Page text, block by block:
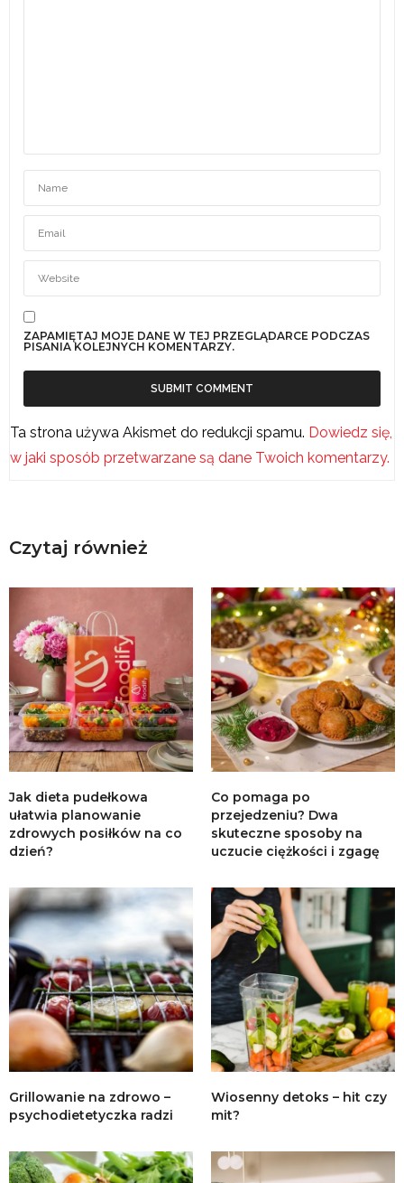
ZAPAMIĘTAJ MOJE DANE W TEJ PRZEGLĄDARCE PODCZAS
PISANIA KOLEJNYCH KOMENTARZY.
Ta strona używa Akismet do redukcji spamu. Dowiedz się,
w jaki sposób przetwarzane są dane Twoich komentarzy.
Czytaj również
Jak dieta pudełkowa
ułatwia planowanie
zdrowych posiłków na co
dzień?
Co pomaga po
przejedzeniu? Dwa
skuteczne sposoby na
uczucie ciężkości i zgagę
Grillowanie na zdrowo –
psychodietetyczka radzi
Wiosenny detoks – hit czy
mit?